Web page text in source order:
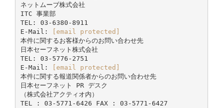
ネットムーブ株式会社
ITC 事業部
TEL: 03-6380-8911
E-Mail:
[email protected]
本件に関するお客様からのお問い合わせ先
日本セーフネット株式会社
TEL: 03-5776-2751
E-Mail:
[email protected]
本件に関する報道関係者からのお問い合わせ先
日本セーフネット PR デスク
（株式会社アクティオ内）
TEL : 03-5771-6426 FAX : 03-5771-6427